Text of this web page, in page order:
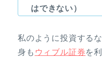
はできない）
私のように投資する
身も ウィブル証券を